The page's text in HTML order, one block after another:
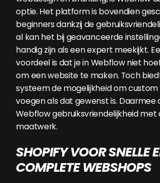
optie. Het platform is bovendien
beginners dankzij de
al kan het bij geavanceerde
handig zijn als een expert meekijkt.
voordeel is dat je in Webflow niet
om een website te maken. Toch
systeem de mogelijkheid om
voegen als dat gewenst is.
Webflow gebruiksvriendelijkheid met
maatwerk.
SHOPIFY VOOR SNELLE
COMPLETE WEBSHOPS